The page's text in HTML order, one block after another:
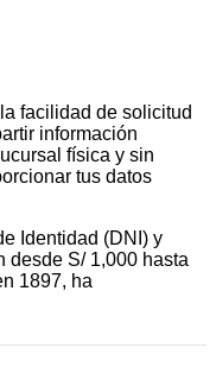
facilidad de solicitud
información
física y sin
tus datos
Identidad (DNI) y
desde S/ 1,000 hasta
1897, ha